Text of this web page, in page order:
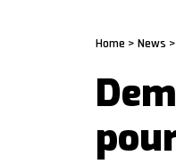
Home > News >